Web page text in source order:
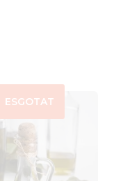
ESGOTAT